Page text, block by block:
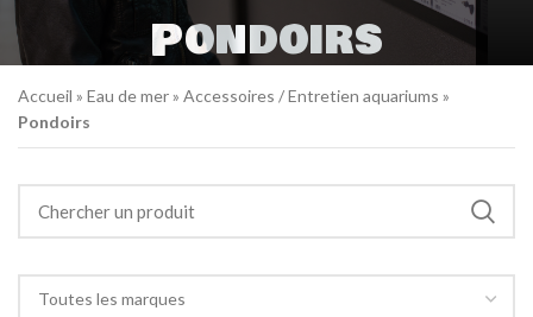
Pondoirs
Accueil » Eau de mer» Accessoires / Entretien aquariums »
Pondoirs
Toutes les marques